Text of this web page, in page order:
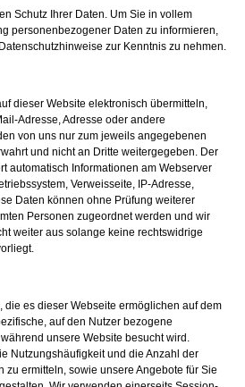
Schutz Ihrer Daten. Um Sie in vollem
personenbezogener Daten zu informieren,
zur Kenntnis zu nehmen.
dieser Website elektronisch übermitteln,
Adresse, Adresse oder andere
von uns nur zum jeweils angegebenen
und nicht an Dritte weitergegeben. Der
automatisch Informationen am Webserver
Verweisseite, IP-Adresse,
Daten können ohne Prüfung weiterer
Personen zugeordnet werden und wir
weiter aus solange keine rechtswidrige
es dieser Webseite ermöglichen auf dem
auf den Nutzer bezogene
unsere Website besucht wird.
Nutzungshäufigkeit und die Anzahl der
zu ermitteln, sowie unsere Angebote für Sie